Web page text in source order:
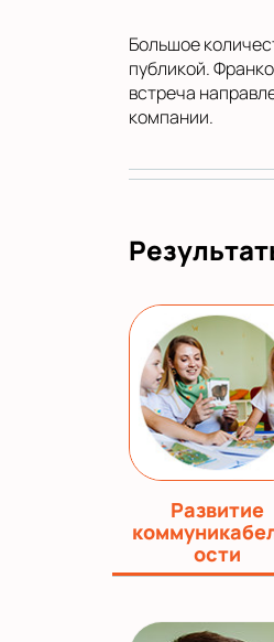
Большое
публикой.
встреча
компании.
Развитие
ости